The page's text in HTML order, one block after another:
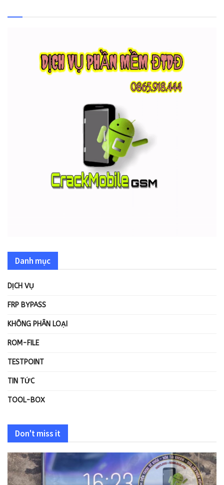
Danh mục
DỊCH VỤ
FRP BYPASS
KHÔNG PHÂN LOẠI
ROM-FILE
TESTPOINT
TIN TỨC
TOOL-BOX
Don't miss it